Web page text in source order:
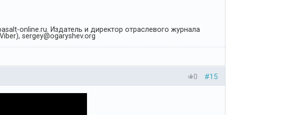
online.ru. Издатель и директор отраслевого журнала
sergey@ogaryshev.org
#15
0